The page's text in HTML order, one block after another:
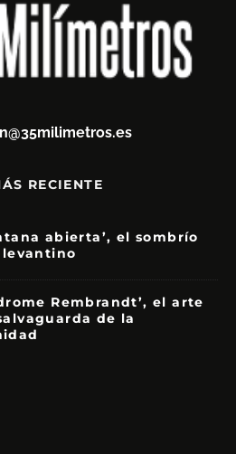
RECIENTE
abierta’, el sombrío
Rembrandt’, el arte
de la